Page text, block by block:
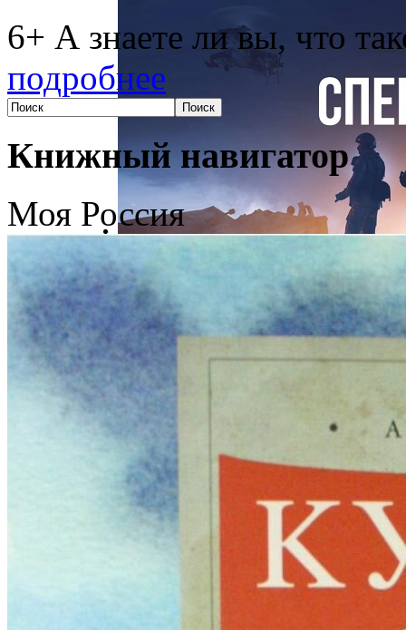
6+ А знаете ли вы, что
подробнее
Книжный навигатор
Моя Россия